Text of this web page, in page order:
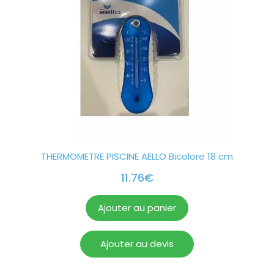
THERMOMETRE PISCINE AELLO Bicolore 18 cm
11.76€
Ajouter au panier
Ajouter au devis